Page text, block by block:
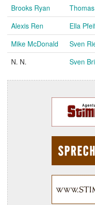
Brooks Ryan
Alexis Ren
Ella
Mike McDonald
Sven
N. N.
Sven